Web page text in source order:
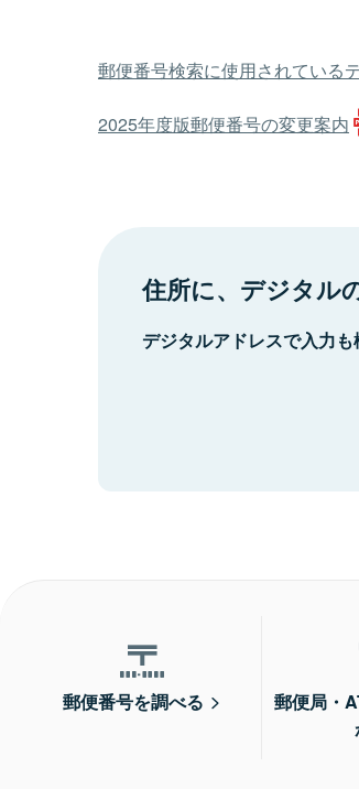
郵便番号検索に使用されている
2025年度版郵便番号の変更案内
住所に、デジタル
デジタルアドレスで入力も
郵便番号を調べる
郵便局・